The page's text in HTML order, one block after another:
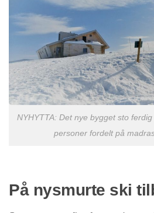
NYHYTTA: Det nye bygget sto
personer fordelt på
På nysmurte ski